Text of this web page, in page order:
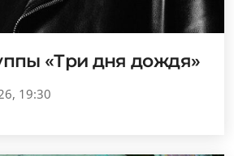
«Три дня дождя»
19:30